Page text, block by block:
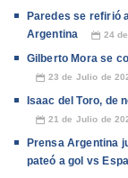
Paredes se refirió
Argentina
📅 24
Gilberto Mora se
📅 23 de Julio de
Isaac del Toro, de
📅 21 de Julio de
Prensa Argentina
pateó a gol vs